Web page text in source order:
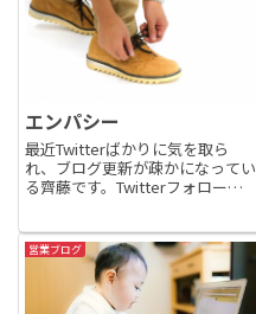
エンパシー
最近Twitterばかりに気を取ら
れ、ブログ更新が疎かになってい
る齊藤です。Twitterフォローし
に書こうと思います。幼少期から
本を読むことが苦手だった私は、
大人になって「...
営業ブログ